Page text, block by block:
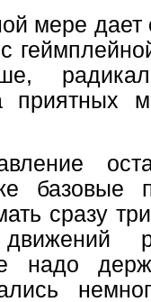
мере
приятных
базовые
сразу
надо